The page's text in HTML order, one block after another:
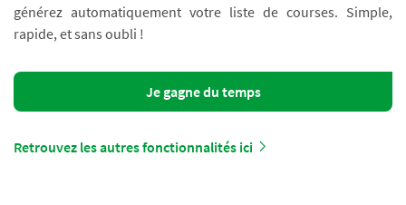
générez automatiquement votre liste de courses. Simple,
rapide, et sans oubli !
Je gagne du temps
Retrouvez les autres fonctionnalités ici